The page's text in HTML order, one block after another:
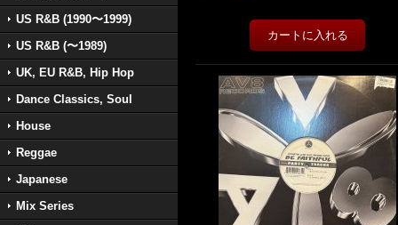
US R&B (1990〜1999)
US R&B (〜1989)
UK, EU R&B, Hip Hop
Dance Classics, Soul
House
Reggae
Japanese
Mix Series